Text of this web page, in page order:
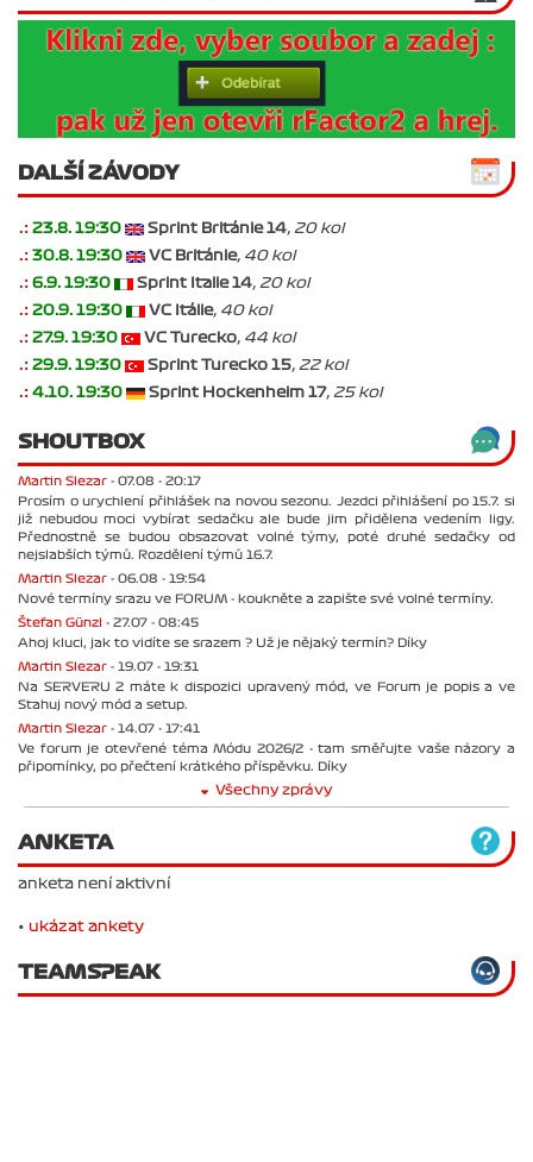
DALŠÍ ZÁVODY
.: 23.8. 19:30 Sprint Británie 14, 20 kol
.: 30.8. 19:30 VC Británie, 40 kol
.: 6.9. 19:30 Sprint Italie 14, 20 kol
.: 20.9. 19:30 VC Itálie, 40 kol
.: 27.9. 19:30 VC Turecko, 44 kol
.: 29.9. 19:30 Sprint Turecko 15, 22 kol
.: 4.10. 19:30 Sprint Hockenheim 17, 25 kol
SHOUTBOX
Martin Slezar - 07.08 - 20:17
Prosím o urychlení přihlášek na novou sezonu. Jezdci přihlášení po 15.7. si
již nebudou moci vybírat sedačku ale bude jim přidělena vedením ligy.
Přednostně se budou obsazovat volné týmy, poté druhé sedačky od
nejslabších týmů. Rozdělení týmů 16.7.
Martin Slezar - 06.08 - 19:54
Nové termíny srazu ve FORUM - koukněte a zapište své volné termíny.
Štefan Günzl - 27.07 - 08:45
Ahoj kluci, jak to vidíte se srazem ? Už je nějaký termín? Díky
Martin Slezar - 19.07 - 19:31
Na SERVERU 2 máte k dispozici upravený mód, ve Forum je popis a ve
Stahuj nový mód a setup.
Martin Slezar - 14.07 - 17:41
Ve forum je otevřené téma Módu 2026/2 - tam směřujte vaše názory a
připomínky, po přečtení krátkého příspěvku. Díky
Všechny zprávy
ANKETA
anketa není aktivní
• ukázat ankety
TEAMSPEAK